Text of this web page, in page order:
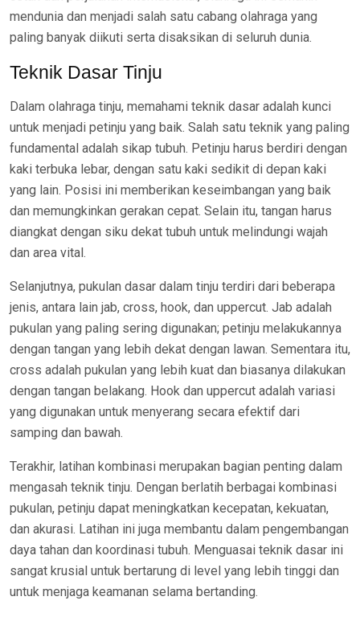
mendunia dan menjadi salah satu cabang olahraga yang
paling banyak diikuti serta disaksikan di seluruh dunia.
Teknik Dasar Tinju
Dalam olahraga tinju, memahami teknik dasar adalah kunci
untuk menjadi petinju yang baik. Salah satu teknik yang paling
fundamental adalah sikap tubuh. Petinju harus berdiri dengan
kaki terbuka lebar, dengan satu kaki sedikit di depan kaki
yang lain. Posisi ini memberikan keseimbangan yang baik
dan memungkinkan gerakan cepat. Selain itu, tangan harus
diangkat dengan siku dekat tubuh untuk melindungi wajah
dan area vital.
Selanjutnya, pukulan dasar dalam tinju terdiri dari beberapa
jenis, antara lain jab, cross, hook, dan uppercut. Jab adalah
pukulan yang paling sering digunakan; petinju melakukannya
dengan tangan yang lebih dekat dengan lawan. Sementara itu,
cross adalah pukulan yang lebih kuat dan biasanya dilakukan
dengan tangan belakang. Hook dan uppercut adalah variasi
yang digunakan untuk menyerang secara efektif dari
samping dan bawah.
Terakhir, latihan kombinasi merupakan bagian penting dalam
mengasah teknik tinju. Dengan berlatih berbagai kombinasi
pukulan, petinju dapat meningkatkan kecepatan, kekuatan,
dan akurasi. Latihan ini juga membantu dalam pengembangan
daya tahan dan koordinasi tubuh. Menguasai teknik dasar ini
sangat krusial untuk bertarung di level yang lebih tinggi dan
untuk menjaga keamanan selama bertanding.